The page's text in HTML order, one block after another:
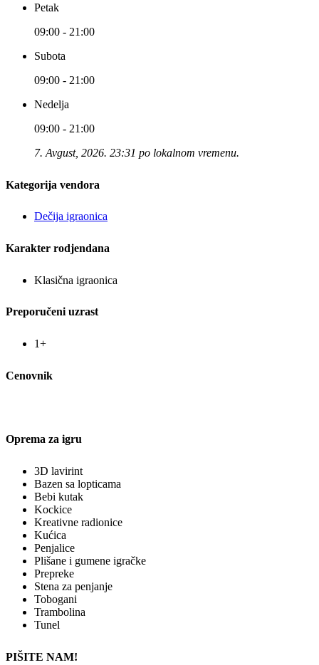
Petak
09:00 - 21:00
Subota
09:00 - 21:00
Nedelja
09:00 - 21:00
7. Avgust, 2026. 23:31 po lokalnom vremenu.
Kategorija vendora
Dečija igraonica
Karakter rodjendana
Klasična igraonica
Preporučeni uzrast
1+
Cenovnik
Oprema za igru
3D lavirint
Bazen sa lopticama
Bebi kutak
Kockice
Kreativne radionice
Kućica
Penjalice
Plišane i gumene igračke
Prepreke
Stena za penjanje
Tobogani
Trambolina
Tunel
PIŠITE NAM!